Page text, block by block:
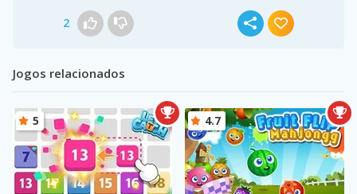
2
Jogos relacionados
5 4.7